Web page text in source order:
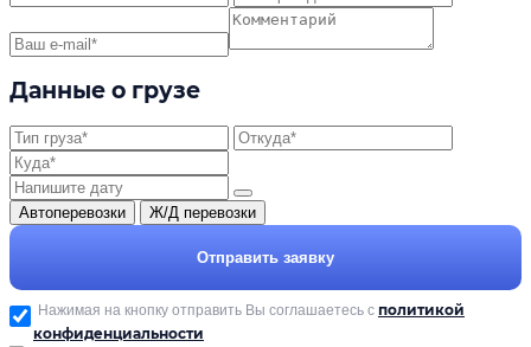
Данные о грузе
Автоперевозки Ж/Д перевозки
Отправить заявку
Нажимая на кнопку отправить Вы соглашаетесь с политикой
конфиденциальности